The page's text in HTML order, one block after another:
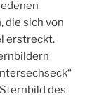
die sich von
erstreckt.
des